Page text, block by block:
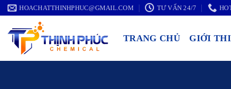
Chuyển
đến
nội
dung
HOACHATTHINHPHUC@GMAIL.COM TƯ VẤN 24/7
TRANG CHỦ GIỚI